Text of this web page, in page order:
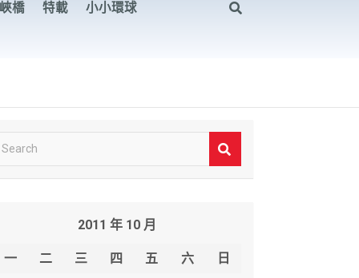
橋 特載 小小環球
2011 年 10 月
一 二 三 四 五 六
日